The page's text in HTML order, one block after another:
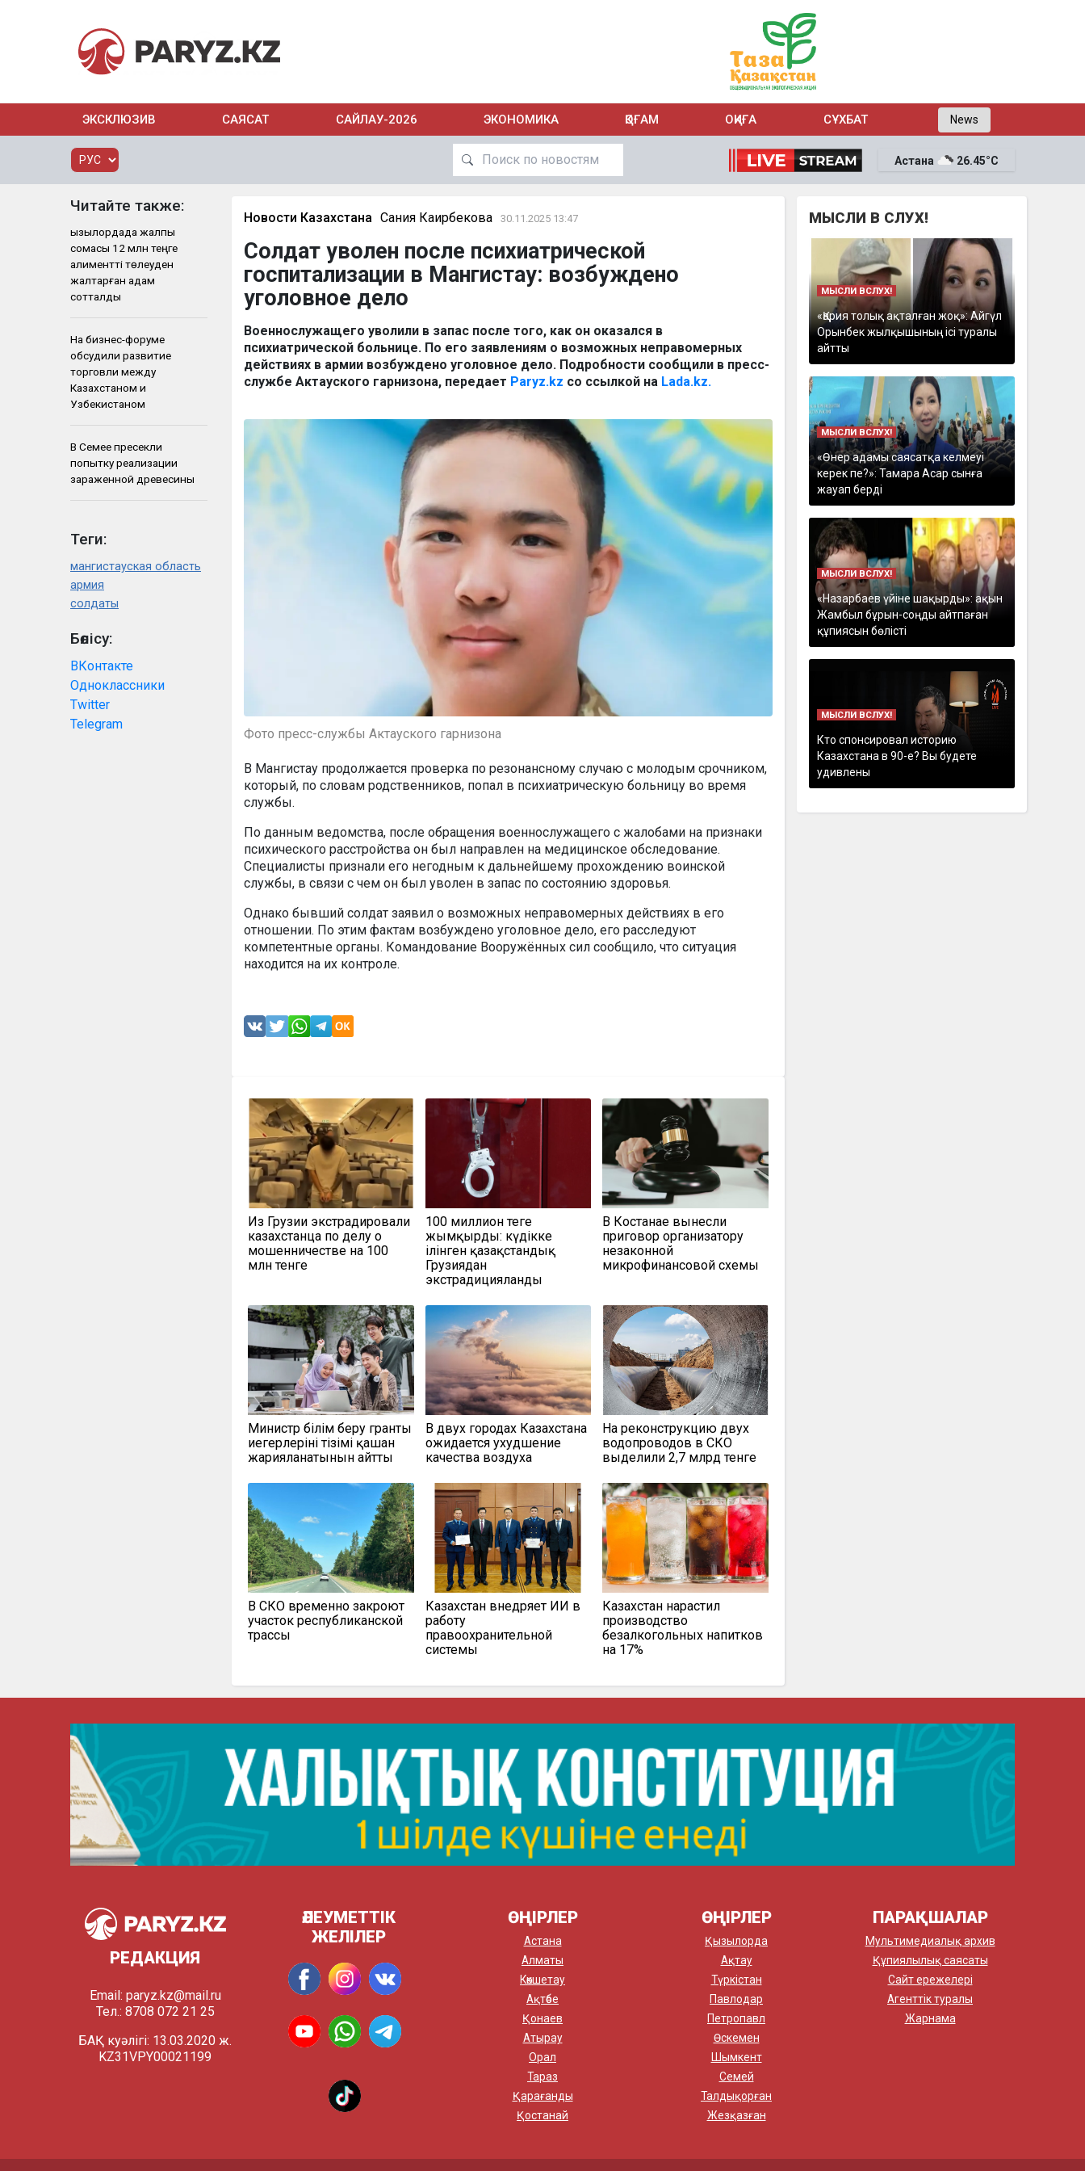
ЭКСКЛЮЗИВ САЯСАТ САЙЛАУ-2026 ЭКОНОМИКА ҚОҒАМ ОҚИҒА СҰХБАТ News
Астана 26.45°C
Читайте также:
Қызылордада жалпы
сомасы 12 млн теңге
алиментті төлеуден
жалтарған адам
сотталды
На бизнес-форуме
обсудили развитие
торговли между
Казахстаном и
Узбекистаном
В Семее пресекли
попытку реализации
зараженной древесины
Теги:
мангистауская область
армия
солдаты
Бөлісу:
ВКонтакте
Одноклассники
Twitter
Telegram
Новости Казахстана Сания Каирбекова 30.11.2025 13:47
Солдат уволен после психиатрической
госпитализации в Мангистау: возбуждено
уголовное дело
Военнослужащего уволили в запас после того, как он оказался в
психиатрической больнице. По его заявлениям о возможных неправомерных
действиях в армии возбуждено уголовное дело. Подробности сообщили в пресс-
службе Актауского гарнизона, передает Paryz.kz со ссылкой на Lada.kz.
Фото пресс-службы Актауского гарнизона
В Мангистау продолжается проверка по резонансному случаю с молодым срочником,
который, по словам родственников, попал в психиатрическую больницу во время
службы.
По данным ведомства, после обращения военнослужащего с жалобами на признаки
психического расстройства он был направлен на медицинское обследование.
Специалисты признали его негодным к дальнейшему прохождению воинской
службы, в связи с чем он был уволен в запас по состоянию здоровья.
Однако бывший солдат заявил о возможных неправомерных действиях в его
отношении. По этим фактам возбуждено уголовное дело, его расследуют
компетентные органы. Командование Вооружённых сил сообщило, что ситуация
находится на их контроле.
Из Грузии экстрадировали
казахстанца по делу о
мошенничестве на 100
млн тенге
100 миллион теңге
жымқырды: күдікке
ілінген қазақстандық
Грузиядан
экстрадицияланды
В Костанае вынесли
приговор организатору
незаконной
микрофинансовой схемы
Министр білім беру гранты
иегерлерінің тізімі қашан
жарияланатынын айтты
В двух городах Казахстана
ожидается ухудшение
качества воздуха
На реконструкцию двух
водопроводов в СКО
выделили 2,7 млрд тенге
В СКО временно закроют
участок республиканской
трассы
Казахстан внедряет ИИ в
работу
правоохранительной
системы
Казахстан нарастил
производство
безалкогольных напитков
на 17%
МЫСЛИ В СЛУХ!
МЫСЛИ ВСЛУХ!
«Қария толық ақталған жоқ»: Айгүл
Орынбек жылқышының ісі туралы
айтты
МЫСЛИ ВСЛУХ!
«Өнер адамы саясатқа келмеуі
керек пе?»: Тамара Асар сынға
жауап берді
МЫСЛИ ВСЛУХ!
«Назарбаев үйіне шақырды»: ақын
Жамбыл бұрын-соңды айтпаған
құпиясын бөлісті
МЫСЛИ ВСЛУХ!
Кто спонсировал историю
Казахстана в 90-е? Вы будете
удивлены
РЕДАКЦИЯ
Email: paryz.kz@mail.ru
Тел.: 8708 072 21 25
БАҚ куәлігі: 13.03.2020 ж.
KZ31VPY00021199
ӘЛЕУМЕТТІК
ЖЕЛІЛЕР
ӨҢІРЛЕР
Астана
Алматы
Көкшетау
Ақтөбе
Қонаев
Атырау
Орал
Тараз
Қарағанды
Қостанай
ӨҢІРЛЕР
Қызылорда
Ақтау
Түркістан
Павлодар
Петропавл
Өскемен
Шымкент
Семей
Талдықорған
Жезқазған
ПАРАҚШАЛАР
Мультимедиалық архив
Құпиялылық саясаты
Сайт ережелері
Агенттік туралы
Жарнама